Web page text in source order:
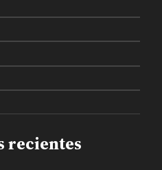
recientes